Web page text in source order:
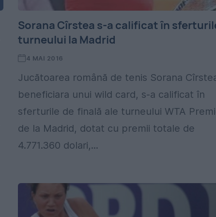
Sorana Cîrstea s-a calificat în
turneului la Madrid
4 MAI 2016
Jucătoarea română de tenis Sorana
beneficiara unui wild card, s-a calificat în
sferturile de finală ale turneului WTA
de la Madrid, dotat cu premii totale de
4.771.360 dolari,...